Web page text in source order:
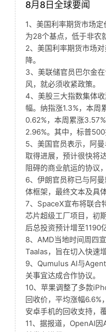
8月8日全球要闻
1、美国利率期货市场
为28个基点，低于非农
2、美国利率期货市场
降。
3、美联储官员巴尔金
风，就必须收紧政策。
4、美股三大指数集体
幅。纳指涨1.3%，本周
0.62%，本周累涨
2.96%。其中，标普500
5、美国官员表示，阿
取得进展，预计很快将
阻碍的商业航运的协议
6、伊朗官员称已与阿
体框架，最终文本及具
7、SpaceX宣布将联合
芯片超级工厂项目，初
后总投资预计增至1190
8、AMD当地时间周四
Taalas，旨在切入快速
9、Qumulus AI与
关事宜达成合作协议。
10、苹果调整了多款
回收价，平均涨幅
安卓手机的回收支持，
11、据报道，OpenAI